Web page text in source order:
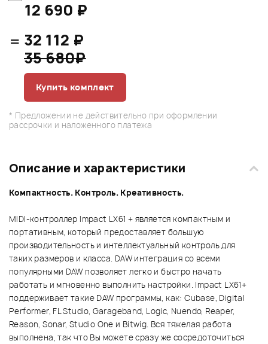
12 690 ₽
= 32 112 ₽
35 680₽
Купить комплект
* Предложении не действительно при оформлении
рассрочки и наложенного платежа
Описание и характеристики
Компактность. Контроль. Креативность.
MIDI-контроллер Impact LX61 + является компактным и
портативным, который предоставляет большую
производительность и интеллектуальный контроль для
таких размеров и класса. DAW интеграция со всеми
популярными DAW позволяет легко и быстро начать
работать и мгновенно выполнить настройки. Impact LX61+
поддерживает такие DAW программы, как: Cubase, Digital
Performer, FL Studio, Garageband, Logic, Nuendo, Reaper,
Reason, Sonar, Studio One и Bitwig. Вся тяжелая работа
выполнена, так что Вы можете сразу же сосредоточиться